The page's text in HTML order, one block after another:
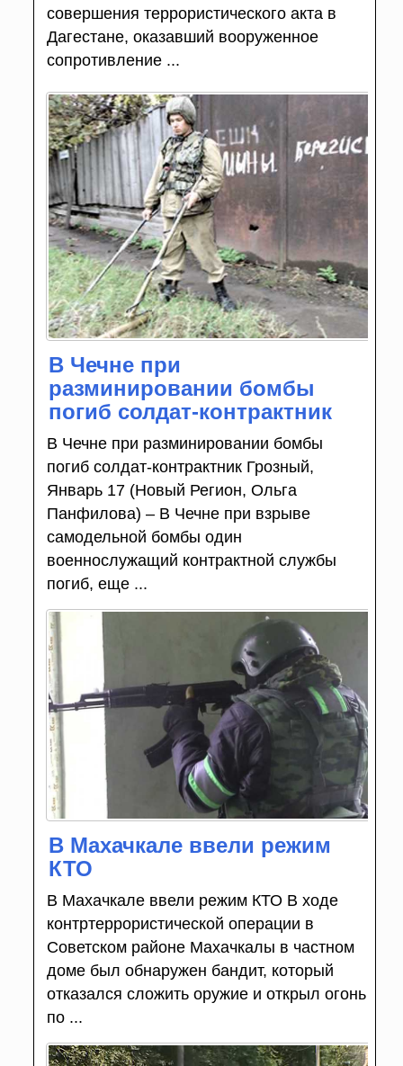
совершения террористического акта в
Дагестане, оказавший вооруженное
сопротивление ...
В Чечне при
разминировании бомбы
погиб солдат-контрактник
В Чечне при разминировании бомбы
погиб солдат-контрактник Грозный,
Январь 17 (Новый Регион, Ольга
Панфилова) – В Чечне при взрыве
самодельной бомбы один
военнослужащий контрактной службы
погиб, еще ...
В Махачкале ввели режим
КТО
В Махачкале ввели режим КТО В ходе
контртеррористической операции в
Советском районе Махачкалы в частном
доме был обнаружен бандит, который
отказался сложить оружие и открыл огонь
по ...